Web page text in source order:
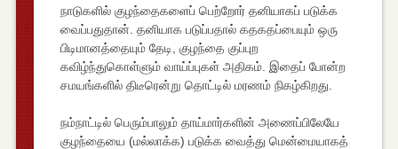
நாடுகளில் குழந்தைகளைப் பெற்றோர் தனியாகப் படுக்க
வைப்பதுதான். தனியாக படுப்பதால் கதகதப்பையும் ஒரு
பிடிமானத்தையும் தேடி, குழந்தை குப்புற
கவிழ்ந்துகொள்ளும் வாய்ப்புகள் அதிகம். இதைப் போன்ற
சமயங்களில் திடீரென்று தொட்டில் மரணம் நிகழ்கிறது.
நம்நாட்டில் பெரும்பாலும் தாய்மார்களின் அணைப்பிலேயே
குழந்தையை (மல்லாக்க) படுக்க வைத்து மென்மையாகத்